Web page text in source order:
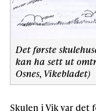
Det første
kan ha sett ut
Osnes, Vikebladet)
Skulen i Vik var det